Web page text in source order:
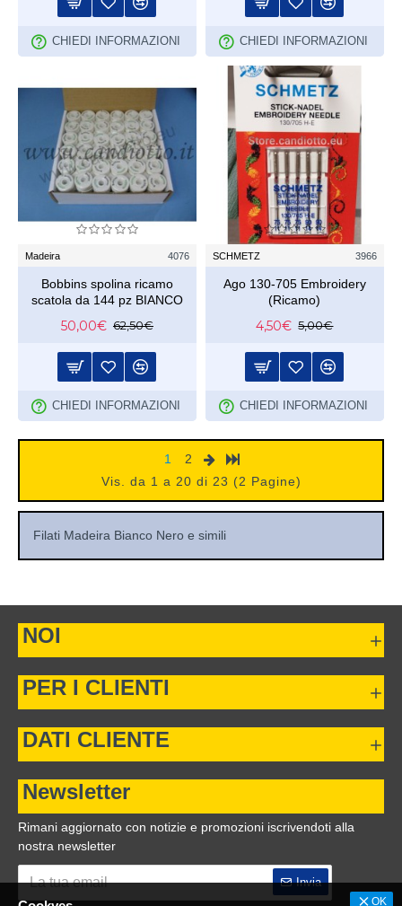
Filati Madeira Bianco Nero e simili
CHIEDI INFORMAZIONI CHIEDI INFORMAZIONI
Madeira 4076
Bobbins spolina ricamo
scatola da 144 pz BIANCO
50,00€ 62,50€
CHIEDI INFORMAZIONI
SCHMETZ 3966
Ago 130-705 Embroidery
(Ricamo)
4,50€ 5,00€
CHIEDI INFORMAZIONI
1
2
Vis. da 1 a 20 di 23 (2 Pagine)
NOI
PER I CLIENTI
DATI CLIENTE
Newsletter
Rimani aggiornato con notizie e promozioni iscrivendoti alla
nostra newsletter
Invia
OK